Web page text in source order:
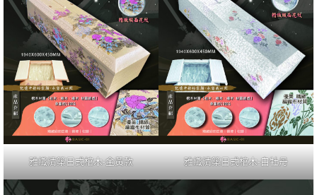
雅織清築日式棺木-金黃款 雅織清築日式棺木-白牡丹